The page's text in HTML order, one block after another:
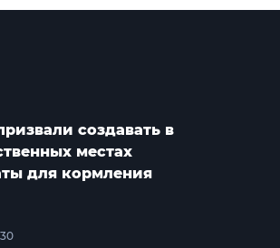
создавать в
местах
для кормления